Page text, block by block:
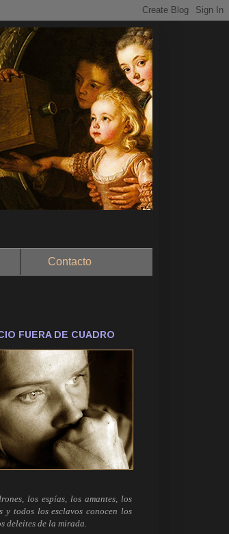
Contacto
FUERA DE CUADRO
los espías, los amantes, los
y todos los esclavos conocen los
deleites de la mirada.